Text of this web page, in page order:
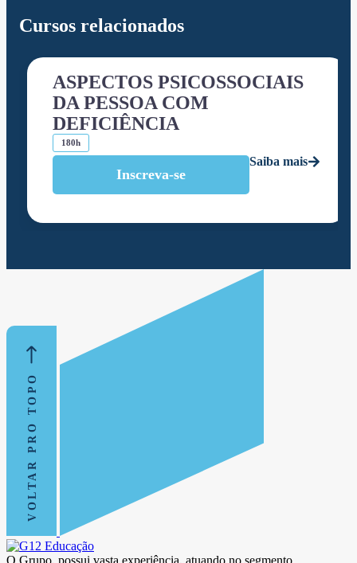
Cursos relacionados
ASPECTOS PSICOSSOCIAIS
DA PESSOA COM
DEFICIÊNCIA
180h
Inscreva-se
Saiba mais
VOLTAR PRO TOPO